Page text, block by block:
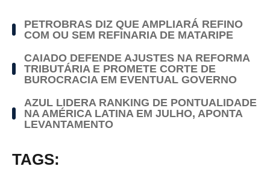
PETROBRAS DIZ QUE AMPLIARÁ REFINO
COM OU SEM REFINARIA DE MATARIPE
CAIADO DEFENDE AJUSTES NA REFORMA
TRIBUTÁRIA E PROMETE CORTE DE
BUROCRACIA EM EVENTUAL GOVERNO
AZUL LIDERA RANKING DE PONTUALIDADE
NA AMÉRICA LATINA EM JULHO, APONTA
LEVANTAMENTO
TAGS: